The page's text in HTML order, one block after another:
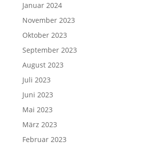
Januar 2024
November 2023
Oktober 2023
September 2023
August 2023
Juli 2023
Juni 2023
Mai 2023
März 2023
Februar 2023